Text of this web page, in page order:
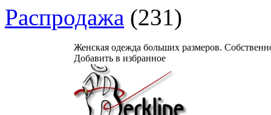
Распродажа (231)
Женская одежда больших размеров.
Добавить в избранное